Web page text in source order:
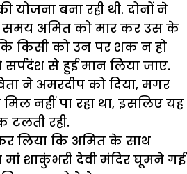
योजना बना रही थी. दोनों ने
समय अमित को मार कर उस के
किसी को उन पर शक न हो
से हुई मान लिया जाए.
ने अमरदीप को दिया, मगर
नहीं पा रहा था, इसलिए यह
टलती रही.
लिया कि अमित के साथ
मां शाकुंभरी देवी मंदिर घूमने गई